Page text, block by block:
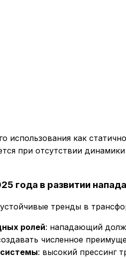
использования как
при отсутствии
года в развитии
тренды в
ролей: нападающий
численное
: высокий прессинг